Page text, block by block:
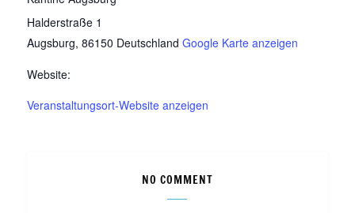
Halderstraße 1
Augsburg, 86150 Deutschland Google Karte anzeigen
Website:
Veranstaltungsort-Website anzeigen
NO COMMENT